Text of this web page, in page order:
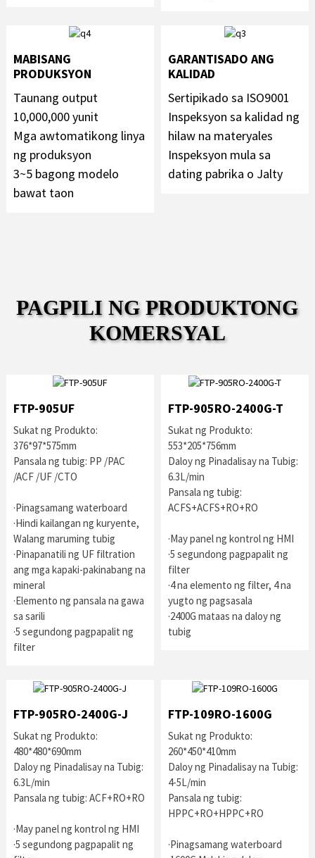
MABISANG
PRODUKSYON
Taunang output
10,000,000 yunit
Mga awtomatikong linya
ng produksyon
3~5 bagong modelo
bawat taon
GARANTISADO ANG
KALIDAD
Sertipikado sa ISO9001
Inspeksyon sa kalidad ng
hilaw na materyales
Inspeksyon mula sa
dating pabrika o Jalty
PAGPILI NG PRODUKTONG
KOMERSYAL
FTP-905UF
Sukat ng Produkto:
376*97*575mm
Pansala ng tubig: PP /PAC
/ACF /UF /CTO
·Pinagsamang waterboard
·Hindi kailangan ng kuryente,
Walang maruming tubig
·Pinapanatili ng UF filtration
ang mga kapaki-pakinabang na
mineral
·Elemento ng pansala na gawa
sa sarili
·5 segundong pagpapalit ng
filter
FTP-905RO-2400G-T
Sukat ng Produkto:
553*205*756mm
Daloy ng Pinadalisay na Tubig:
6.3L/min
Pansala ng tubig:
ACFS+ACFS+RO+RO
·May panel ng kontrol ng HMI
·5 segundong pagpapalit ng
filter
·4 na elemento ng filter, 4 na
yugto ng pagsasala
·2400G mataas na daloy ng
tubig
FTP-905RO-2400G-J
Sukat ng Produkto:
480*480*690mm
Daloy ng Pinadalisay na Tubig:
6.3L/min
Pansala ng tubig: ACF+RO+RO
·May panel ng kontrol ng HMI
·5 segundong pagpapalit ng
FTP-109RO-1600G
Sukat ng Produkto:
260*450*410mm
Daloy ng Pinadalisay na Tubig:
4-5L/min
Pansala ng tubig:
HPPC+RO+HPPC+RO
·Pinagsamang waterboard